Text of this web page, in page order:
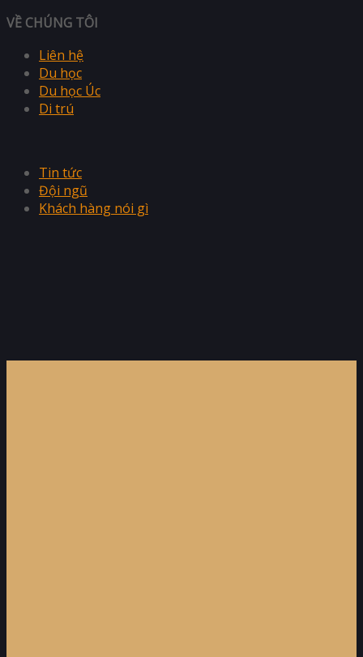
VỀ CHÚNG TÔI
Liên hệ
Du học
Du học Úc
Di trú
Tin tức
Đội ngũ
Khách hàng nói gì